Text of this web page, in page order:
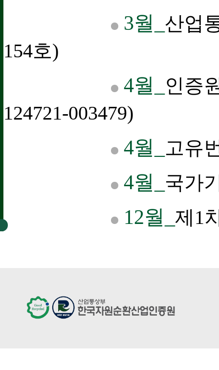
3월_ 산업
154호)
4월_
인증
124721-003479)
4월_ 고유
4월_ 국가
12월_ 제1